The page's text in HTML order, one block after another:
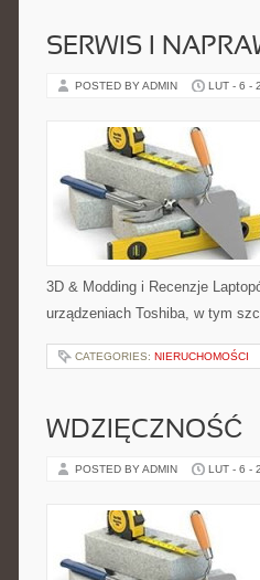
SERWIS I
POSTED BY ADMIN LUT - 6 -
3D & Modding i Recenzje
urządzeniach Toshiba, w tym
CATEGORIES: NIERUCHOMOŚCI
WDZIĘCZNOŚĆ
POSTED BY ADMIN LUT - 6 -